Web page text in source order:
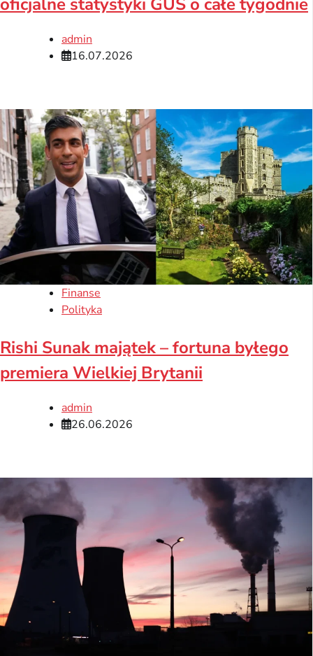
admin
16.07.2026
Finanse
Polityka
Rishi Sunak majątek – fortuna byłego
premiera Wielkiej Brytanii
admin
26.06.2026